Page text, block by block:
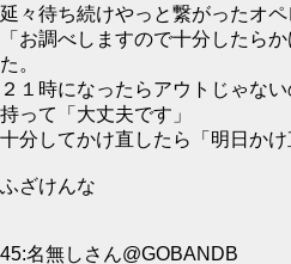
延々待ち続けやっと繋がったオペ
「お調べしますので十分したら
た。
２１時になったらアウトじゃな
持って「大丈夫です」
十分してかけ直したら「明日かけ
ふざけんな
45:名無しさん@GOBANDB